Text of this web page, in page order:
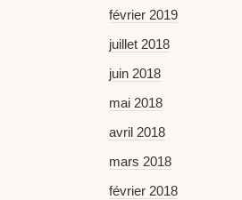
février 2019
juillet 2018
juin 2018
mai 2018
avril 2018
mars 2018
février 2018